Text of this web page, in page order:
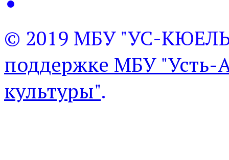
© 2019 МБУ "УС-
поддержке МБУ "Усть-
культуры".